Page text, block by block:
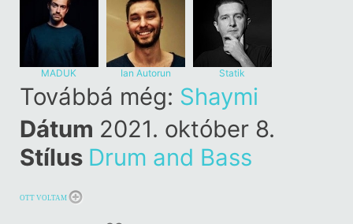
MADUK Ian Autorun Statik
Továbbá még: Shaymi
Dátum 2021. október 8.
Stílus Drum and Bass
OTT VOLTAM